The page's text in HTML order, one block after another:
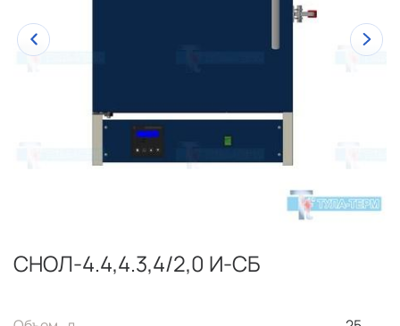
СНОЛ-4.4,4.3,4/2,0 И-СБ